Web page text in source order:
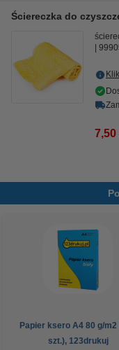
Ściereczka do
7,50
Papier ksero A4 80 g/m2
szt.), 123drukuj